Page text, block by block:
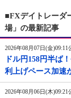
■FXデイトレーダ
場」の最新記事
2026年08月07日(金)09:11
ドル円158円半ば
利上げペース加速
2026年08月06日(木)09:21